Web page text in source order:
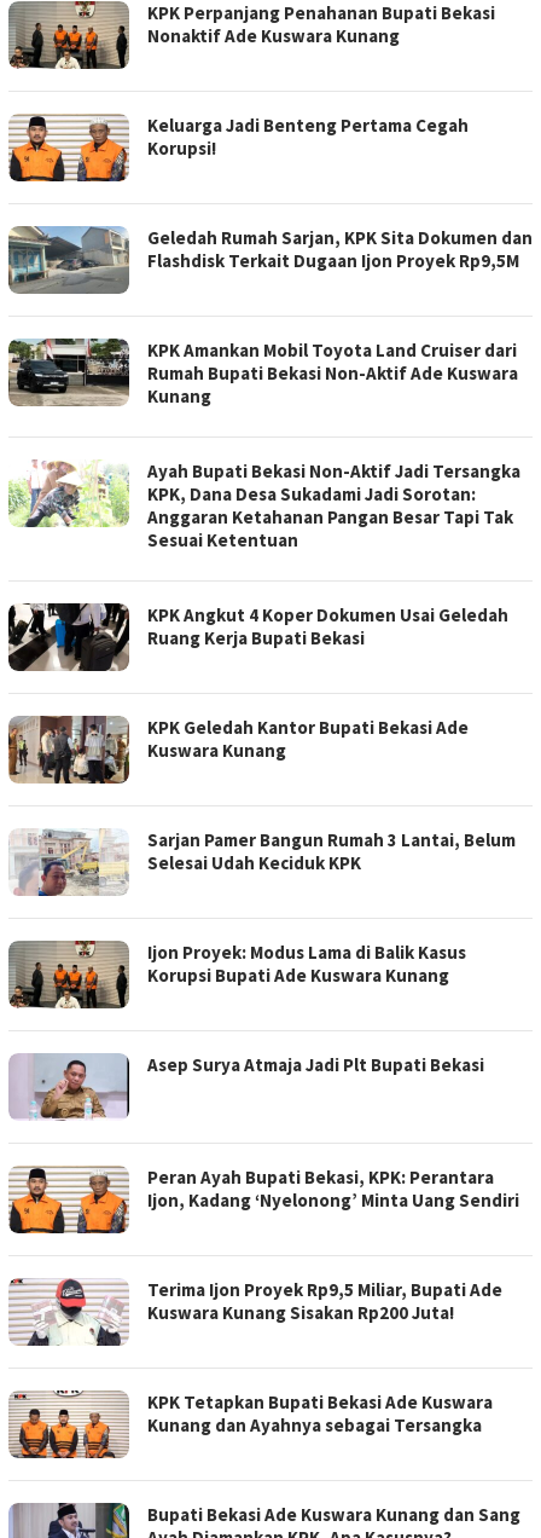
KPK Perpanjang Penahanan Bupati Bekasi
Nonaktif Ade Kuswara Kunang
Keluarga Jadi Benteng Pertama Cegah
Korupsi!
Geledah Rumah Sarjan, KPK Sita Dokumen dan
Flashdisk Terkait Dugaan Ijon Proyek Rp9,5M
KPK Amankan Mobil Toyota Land Cruiser dari
Rumah Bupati Bekasi Non-Aktif Ade Kuswara
Kunang
Ayah Bupati Bekasi Non-Aktif Jadi Tersangka
KPK, Dana Desa Sukadami Jadi Sorotan:
Anggaran Ketahanan Pangan Besar Tapi Tak
Sesuai Ketentuan
KPK Angkut 4 Koper Dokumen Usai Geledah
Ruang Kerja Bupati Bekasi
KPK Geledah Kantor Bupati Bekasi Ade
Kuswara Kunang
Sarjan Pamer Bangun Rumah 3 Lantai, Belum
Selesai Udah Keciduk KPK
Ijon Proyek: Modus Lama di Balik Kasus
Korupsi Bupati Ade Kuswara Kunang
Asep Surya Atmaja Jadi Plt Bupati Bekasi
Peran Ayah Bupati Bekasi, KPK: Perantara
Ijon, Kadang ‘Nyelonong’ Minta Uang Sendiri
Terima Ijon Proyek Rp9,5 Miliar, Bupati Ade
Kuswara Kunang Sisakan Rp200 Juta!
KPK Tetapkan Bupati Bekasi Ade Kuswara
Kunang dan Ayahnya sebagai Tersangka
Bupati Bekasi Ade Kuswara Kunang dan Sang